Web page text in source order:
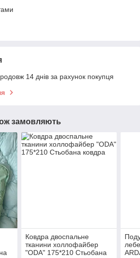
14 днів за рахунок покупця
замовляють
Ковдра двоспальне
тканини холлофайбер
"ODA" 175*210 Стьобана